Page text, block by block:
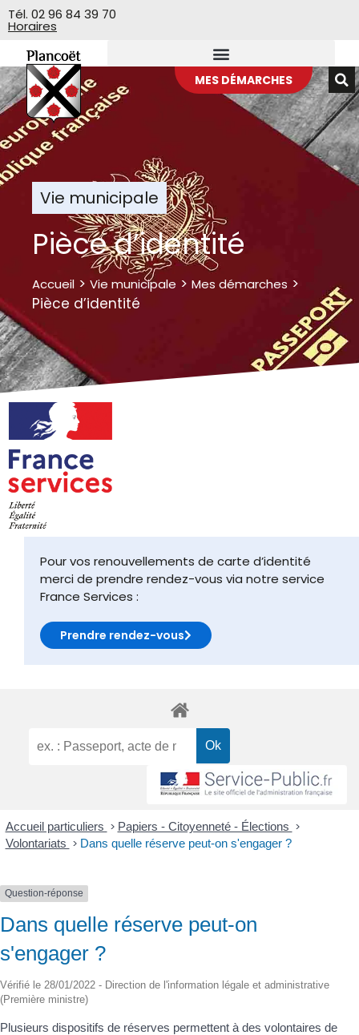
Veuillez
noter
site
Web
comprend
un
système
d'accessibilité.
Tél. 02 96 84 39 70
Horaires
MES DÉMARCHES
Vie municipale
Pièce d’identité
Accueil > Vie municipale > Mes démarches >
Pièce d’identité
Pour vos renouvellements de carte d’identité
merci de prendre rendez-vous via notre service
France Services :
Prendre rendez-vous
Accueil particuliers > Papiers - Citoyenneté - Élections >
Volontariats > Dans quelle réserve peut-on s'engager ?
Question-réponse
Dans quelle réserve peut-on
s'engager ?
Vérifié le 28/01/2022 - Direction de l'information légale et administrative
(Première ministre)
Plusieurs dispositifs de réserves permettent à des volontaires de